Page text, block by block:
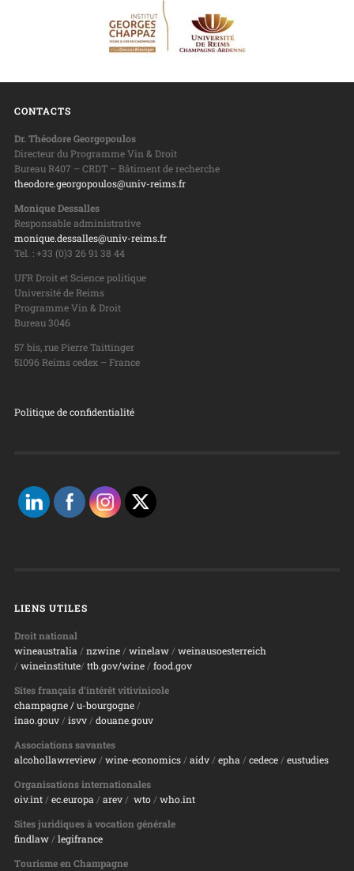
CONTACTS
Dr. Théodore Georgopoulos
Directeur du Programme Vin & Droit
Bureau R407 – CRDT – Bâtiment de recherche
theodore.georgopoulos@univ-reims.fr
Monique Dessalles
Responsable administrative
monique.dessalles@univ-reims.fr
Tel. : +33 (0)3 26 91 38 44
UFR Droit et Science politique
Université de Reims
Programme Vin & Droit
Bureau 3046
57 bis, rue Pierre Taittinger
51096 Reims cedex – France
Politique de confidentialité
LIENS UTILES
Droit national
wineaustralia / nzwine/ winelaw/ weinausoesterreich
/ wineinstitute/ ttb.gov/wine/ food.gov
Sites français d’intérêt vitivinicole
champagne/ u-bourgogne/
inao.gouv/ isvv/ douane.gouv
Associations savantes
alcohollawreview/ wine-economics/ aidv/ epha / cedece/ eustudies
Organisations internationales
oiv.int/ ec.europa / arev/ wto/ who.int
Sites juridiques à vocation générale
findlaw/ legifrance
Tourisme en Champagne